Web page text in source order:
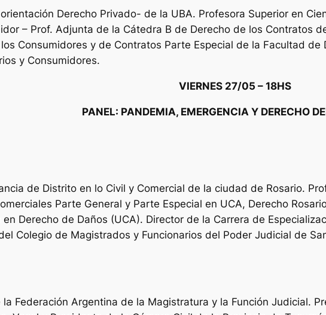
Derecho Privado- de la UBA. Profesora Superior en
– Prof. Adjunta de la Cátedra B de Derecho de los Contratos
Consumidores y de Contratos Parte Especial de la Facultad
y Consumidores.
VIERNES 27/05 – 18HS
PANEL: PANDEMIA, EMERGENCIA Y DERECHO
de Distrito en lo Civil y Comercial de la ciudad de Rosario.
Parte General y Parte Especial en UCA, Derecho
Derecho de Daños (UCA). Director de la Carrera de
Colegio de Magistrados y Funcionarios del Poder Judicial de
la Federación Argentina de la Magistratura y la Función Judicial.